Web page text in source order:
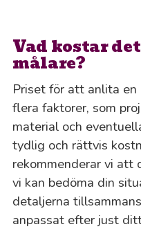
Vad kostar
målare?
Priset för att anlita en
flera faktorer, som
material och
tydlig och rättvis
rekommenderar vi att
vi kan bedöma din
detaljerna
anpassat efter just